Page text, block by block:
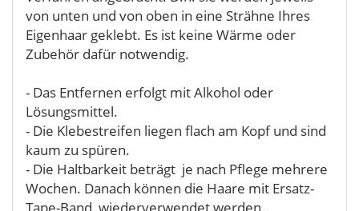
von unten und von oben in eine Strähne Ihres
Eigenhaar geklebt. Es ist keine Wärme oder
Zubehör dafür notwendig.
- Das Entfernen erfolgt mit Alkohol oder
Lösungsmittel.
- Die Klebestreifen liegen flach am Kopf und sind
kaum zu spüren.
- Die Haltbarkeit beträgt je nach Pflege mehrere
Wochen. Danach können die Haare mit Ersatz-
Tape-Band wiederverwendet werden.